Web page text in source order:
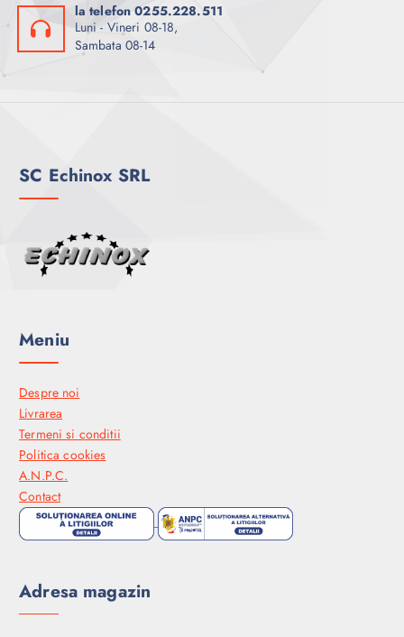
la telefon 0255.228.511
Luni - Vineri 08-18,
Sambata 08-14
SC Echinox SRL
Meniu
Despre noi
Livrarea
Termeni si conditii
Politica cookies
A.N.P.C.
Contact
Adresa magazin